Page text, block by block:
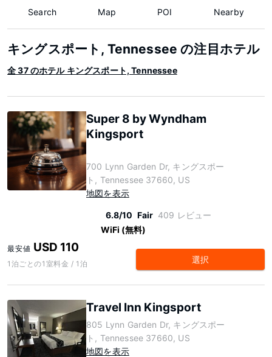
Search Map POI Nearby
キングスポート, Tennessee の注目ホテル
全 37 のホテル キングスポート, Tennessee
Super 8 by Wyndham
Kingsport
700 Lynn Garden Dr, キングスポー
ト, Tennessee 37660, US
地図を表示
6.8/10 Fair 409 レビュー
WiFi (無料)
最安値 USD 110
1泊ごとの1室料金 / 1泊 選択
Travel Inn Kingsport
805 Lynn Garden Dr, キングスポー
ト, Tennessee 37660, US
地図を表示